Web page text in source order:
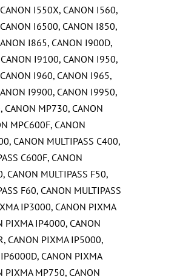
CANON I550X, CANON I560,
CANON I6500, CANON I850,
I865, CANON I900D,
CANON I9100, CANON I950,
CANON I960, CANON I965,
I9900, CANON I9950,
, CANON MP730, CANON
MPC600F, CANON
, CANON MULTIPASS C400,
C600F, CANON
, CANON MULTIPASS F50,
F60, CANON MULTIPASS
IP3000, CANON PIXMA
PIXMA IP4000, CANON
, CANON PIXMA IP5000,
, CANON PIXMA
PIXMA MP750, CANON